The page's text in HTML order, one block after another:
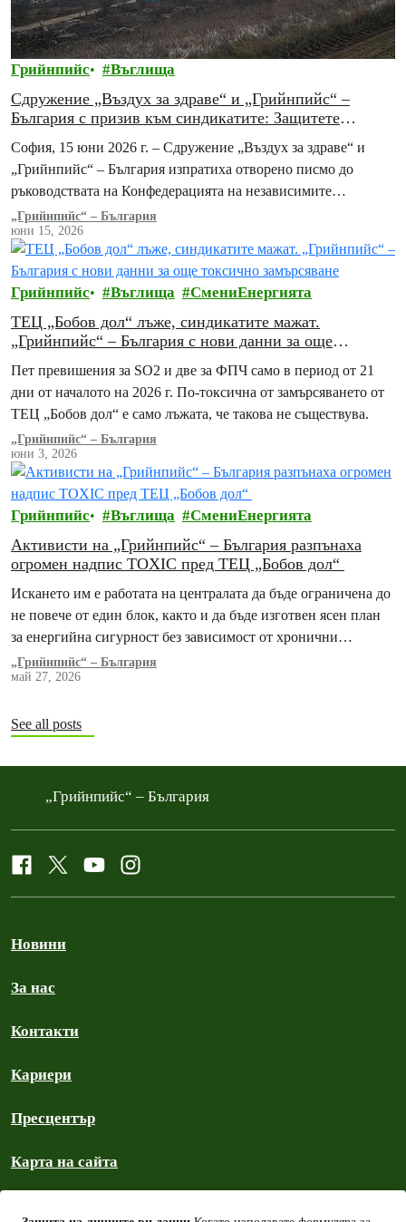
Грийнпийс Въглища
Сдружение „Въздух за здраве“ и „Грийнпийс“ –
България с призив към синдикатите: Защитете
местната общност
София, 15 юни 2026 г. – Сдружение „Въздух за здраве“ и
„Грийнпийс“ – България изпратиха отворено писмо до
ръководствата на Конфедерацията на независимите
синдикати на България (КНСБ) и на Конфедерацията…
„Грийнпийс“ – България
юни 15, 2026
Грийнпийс Въглища СмениЕнергията
ТЕЦ „Бобов дол“ лъже, синдикатите мажат.
„Грийнпийс“ – България с нови данни за още
Пет превишения за SO2 и две за ФПЧ само в период от 21
дни от началото на 2026 г. По-токсична от замърсяването от
ТЕЦ „Бобов дол“ е само лъжата, че такова не съществува.
„Грийнпийс“ – България
юни 3, 2026
Грийнпийс Въглища СмениЕнергията
Активисти на „Грийнпийс“ – България разпънаха
огромен надпис TOXIC пред ТЕЦ „Бобов дол“
Искането им е работата на централата да бъде ограничена до
не повече от един блок, както и да бъде изготвен ясен план
за енергийна сигурност без зависимост от хронични
замърсители
„Грийнпийс“ – България
май 27, 2026
See all posts
„Грийнпийс“ – България
Новини
За нас
Контакти
Кариери
Пресцентър
Карта на сайта